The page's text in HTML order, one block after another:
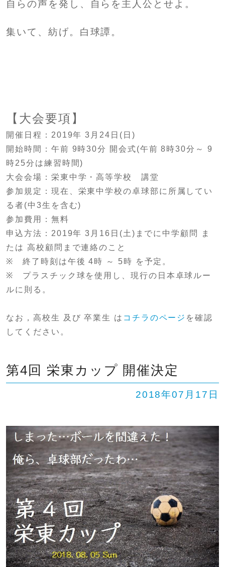
自らの声を発し、自らを主人公とせよ。
集いて、紡げ。白球譚。
【大会要項】
開催日程：2019年 3月24日(日)
開始時間：午前 9時30分 開会式(午前 8時30分～ 9
時25分は練習時間)
大会会場：栄東中学・高等学校 講堂
参加規定：現在、栄東中学校の卓球部に所属してい
る者(中3生を含む)
参加費用：無料
申込方法：2019年 3月16日(土)までに中学顧問 ま
たは 高校顧問まで連絡のこと
※ 終了時刻は午後 4時 ～ 5時 を予定。
※ プラスチック球を使用し、現行の日本卓球ルー
ルに則る。
なお，高校生 及び 卒業生 は コチラのページ を確認
してください。
第4回 栄東カップ 開催決定
2018年07月17日